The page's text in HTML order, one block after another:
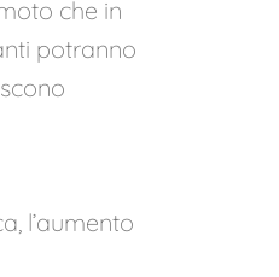
che in
potranno
l’aumento